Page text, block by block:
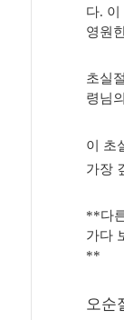
다. 이
영원
초실
령님
이 초
가장
**다
가다
**
오순